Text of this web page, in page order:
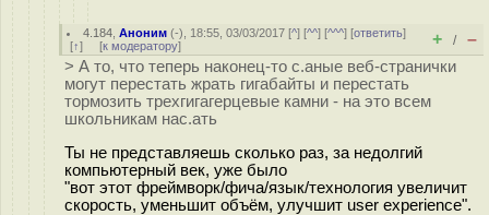
4.184 ,Аноним (-), 18:55, 03/03/2017 [^] [^^] [^^^] [ответить]
[↑] [к модератору] + / –
> А то, что теперь наконец-то с.аные веб-странички
могут перестать жрать гигабайты и перестать
тормозить трехгигагерцевые камни - на это всем
школьникам нас.ать
Ты не представляешь сколько раз, за недолгий
компьютерный век, уже было
"вот этот фреймворк/фича/язык/технология увеличит
скорость, уменьшит объём, улучшит user experience".